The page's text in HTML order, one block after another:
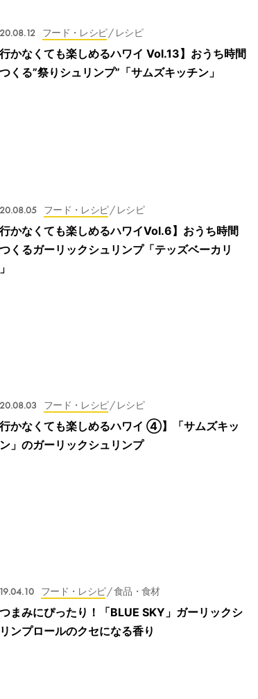
フード・レシピ/ レシピ
行かなくても楽しめるハワイ Vol.13】おうち時間
くる”祭りシュリンプ”「サムズキッチン」
フード・レシピ / レシピ
行かなくても楽しめるハワイVol.6】おうち時間
くるガーリックシュリンプ「テッズベーカリ
フード・レシピ/ レシピ
行かなくても楽しめるハワイ ④】「サムズキッ
」のガーリックシュリンプ
フード・レシピ/ 食品・食材
まみにぴったり！「BLUE SKY」ガーリックシ
ンプロールのクセになる香り